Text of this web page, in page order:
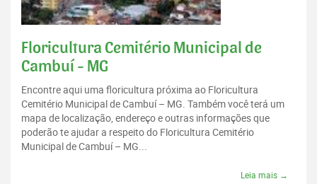
Floricultura Cemitério Municipal de
Cambuí - MG
Encontre aqui uma floricultura próxima ao Floricultura
Cemitério Municipal de Cambuí – MG. Também você terá um
mapa de localização, endereço e outras informações que
poderão te ajudar a respeito do Floricultura Cemitério
Municipal de Cambuí – MG...
Leia mais →